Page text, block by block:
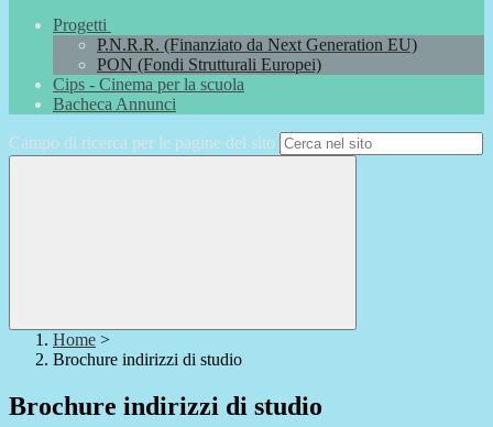
Progetti
P.N.R.R. (Finanziato da Next Generation EU)
PON (Fondi Strutturali Europei)
Cips - Cinema per la scuola
Bacheca Annunci
Campo di ricerca per le pagine del sito
Home >
Brochure indirizzi di studio
Brochure indirizzi di studio